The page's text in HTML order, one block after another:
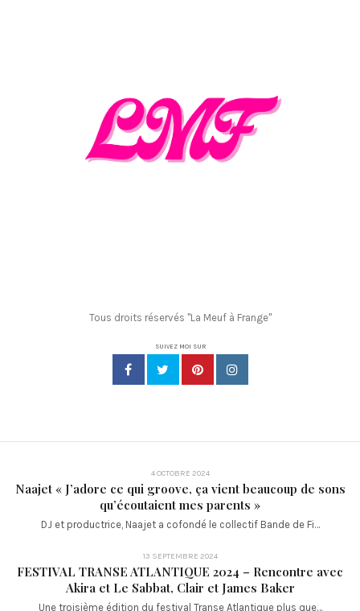
Tous droits réservés "La Meuf à Frange"
SUIVEZ MOI SUR
4 OCTOBRE 2024
Naajet « J’adore ce qui groove, ça vient beaucoup de sons
qu’écoutaient mes parents »
DJ et productrice, Naajet a cofondé le collectif Bande de Fi…
13 SEPTEMBRE 2024
FESTIVAL TRANSE ATLANTIQUE 2024 – Rencontre avec
Akira et Le Sabbat, Clair et James Baker
Une troisième édition du festival Transe Atlantique plus que…